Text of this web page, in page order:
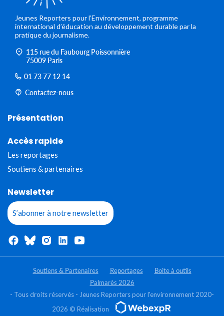
Jeunes Reporters pour l’Environnement, programme
international d’éducation au développement durable par la
pratique du journalisme.
115 rue du Faubourg Poissonnière
75009 Paris
01 73 77 12 14
Contactez-nous
Présentation
Accès rapide
Les reportages
Soutiens & partenaires
Newsletter
S’abonner à notre newsletter
Soutiens & Partenaires Reportages
Boite à outils
Palmarès 2026
- Tous droits réservés - Jeunes Reporters pour l'environnement 2020-
2026 © Réalisation